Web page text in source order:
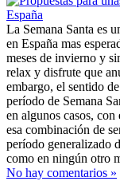
La Semana Santa es
en España mas
meses de invierno y
relax y disfrute que
embargo, el sentido
período de Semana
en algunos casos,
esa combinación de
período generalizado
como en ningún otro
No hay comentarios »